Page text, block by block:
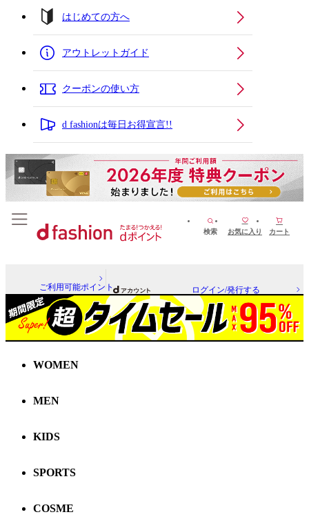
はじめての方へ
アウトレットガイド
クーポンの使い方
d fashionは毎日お得宣言!!
検索 お気に入り カート
ご利用可能ポイント ログイン/発行する
WOMEN
MEN
KIDS
SPORTS
COSME